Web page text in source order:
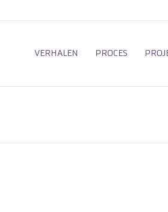
VERHALEN PROCES